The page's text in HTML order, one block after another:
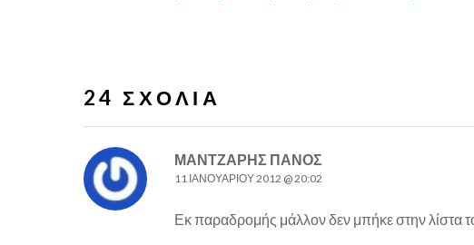
24 ΣΧΌΛΙΑ
ΜΆΝΤΖΑΡΗΣ ΠΆΝΟΣ
11 ΙΑΝΟΥΑΡΊΟΥ 2012 @ 20:02
Εκ παραδρομής μάλλον δεν μπήκε στην λίστα